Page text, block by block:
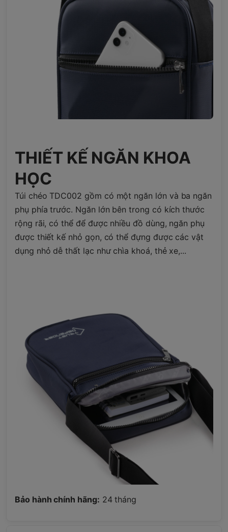
THIẾT KẾ NGĂN KHOA
HỌC
Túi chéo TDC002 gồm có một ngăn lớn và ba ngăn
phụ phía trước. Ngăn lớn bên trong có kích thước
rộng rãi, có thể để được nhiều đồ dùng, ngăn phụ
được thiết kế nhỏ gọn, có thể đựng được các vật
dụng nhỏ dễ thất lạc như chìa khoá, thẻ xe,...
Bảo hành chính hãng: 24 tháng